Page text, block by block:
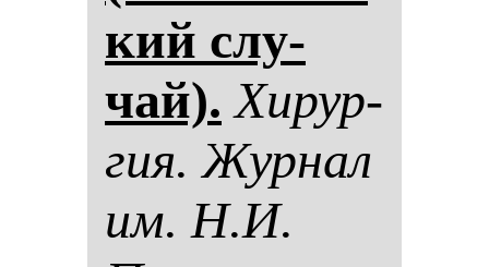
кий слу­
чай). Хи­рур­
гия. Жур­нал
им. Н.И.